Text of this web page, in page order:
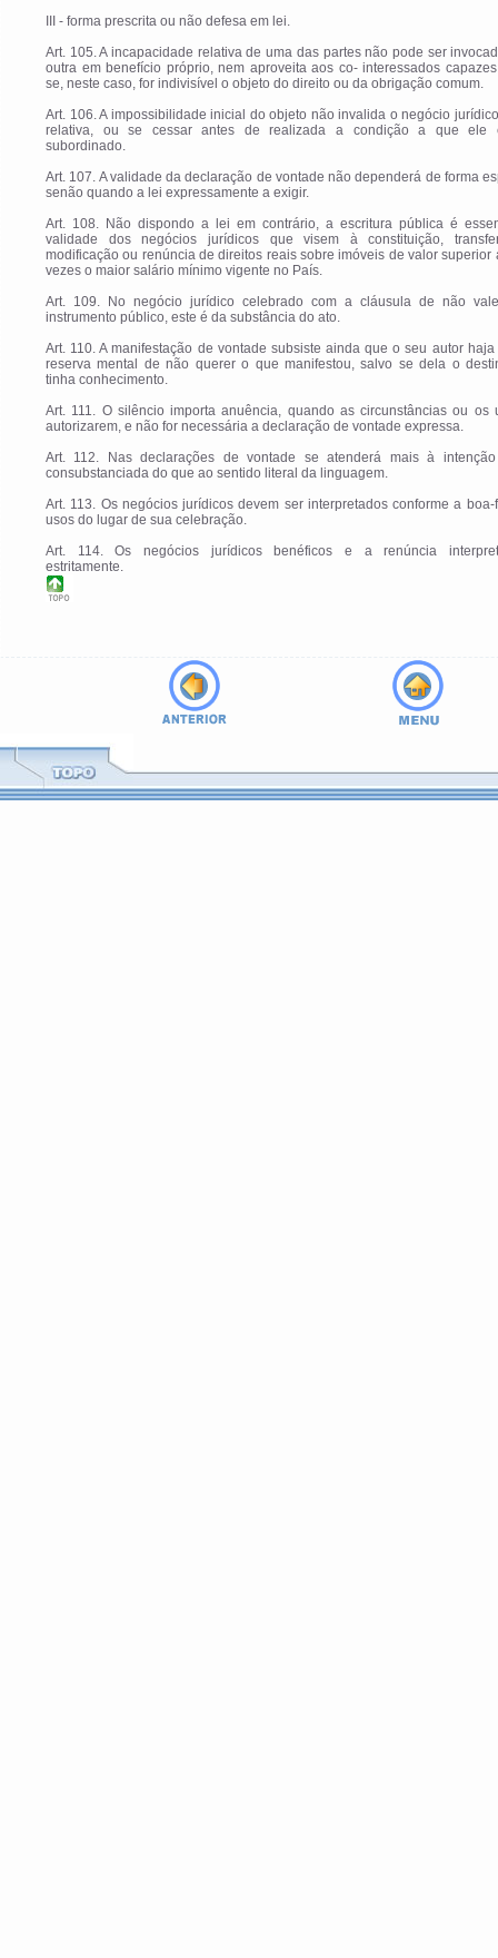
III - forma prescrita ou não defesa em lei.
Art. 105. A incapacidade relativa de uma das partes não pode ser
outra em benefício próprio, nem aproveita aos co- interessados
se, neste caso, for indivisível o objeto do direito ou da obrigação comum.
Art. 106. A impossibilidade inicial do objeto não invalida o negócio
relativa, ou se cessar antes de realizada a condição a que ele
subordinado.
Art. 107. A validade da declaração de vontade não dependerá de forma
senão quando a lei expressamente a exigir.
Art. 108. Não dispondo a lei em contrário, a escritura pública é
validade dos negócios jurídicos que visem à constituição,
modificação ou renúncia de direitos reais sobre imóveis de valor superior
vezes o maior salário mínimo vigente no País.
Art. 109. No negócio jurídico celebrado com a cláusula de não
instrumento público, este é da substância do ato.
Art. 110. A manifestação de vontade subsiste ainda que o seu autor
reserva mental de não querer o que manifestou, salvo se dela o
tinha conhecimento.
Art. 111. O silêncio importa anuência, quando as circunstâncias ou os
autorizarem, e não for necessária a declaração de vontade expressa.
Art. 112. Nas declarações de vontade se atenderá mais à
consubstanciada do que ao sentido literal da linguagem.
Art. 113. Os negócios jurídicos devem ser interpretados conforme a
usos do lugar de sua celebração.
Art. 114. Os negócios jurídicos benéficos e a renúncia
estritamente.